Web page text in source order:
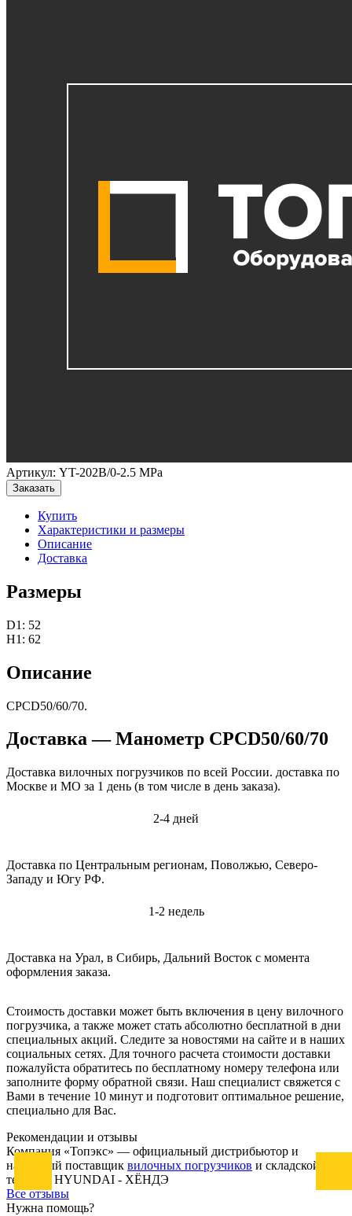
Артикул: YT-202B/0-2.5 MPa
Заказать
Купить
Характеристики и размеры
Описание
Доставка
Размеры
D1: 52
H1: 62
Описание
CPCD50/60/70.
Доставка — Манометр CPCD50/60/70
Доставка вилочных погрузчиков по всей России. доставка по
Москве и МО за 1 день (в том числе в день заказа).
2-4 дней
Доставка по Центральным регионам, Поволжью, Северо-
Западу и Югу РФ.
1-2 недель
Доставка на Урал, в Сибирь, Дальний Восток с момента
оформления заказа.
Стоимость доставки может быть включения в цену вилочного
погрузчика, а также может стать абсолютно бесплатной в дни
специальных акций. Следите за новостями на сайте и в наших
социальных сетях. Для точного расчета стоимости доставки
пожалуйста обратитесь по бесплатному номеру телефона или
заполните форму обратной связи. Наш специалист свяжется с
Вами в течение 10 минут и подготовит оптимальное решение,
специально для Вас.
Рекомендации и отзывы
Компания «Топэкс» — официальный дистрибьютор и
надежный поставщик вилочных погрузчиков и складской
техники HYUNDAI - ХЁНДЭ
Все отзывы
Нужна помощь?